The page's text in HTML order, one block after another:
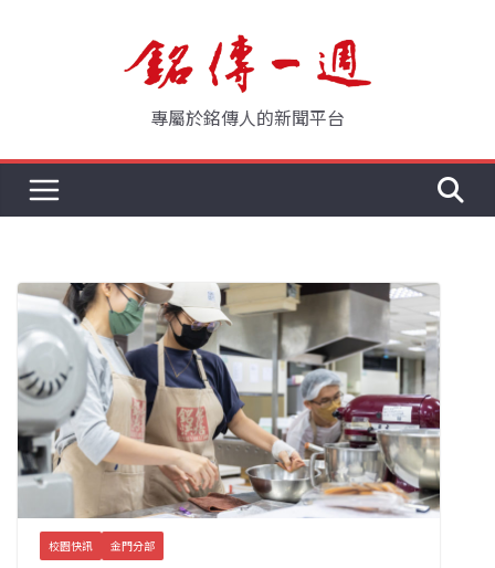
專屬於銘傳人的新聞平台
校園快訊 金門分部